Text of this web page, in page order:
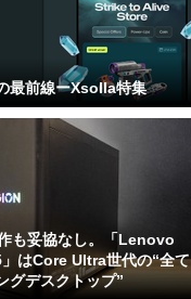
最前線ーXsolla特集
も妥協なし。「Lenovo
はCore Ultra世代の“全て
グデスクトップ”